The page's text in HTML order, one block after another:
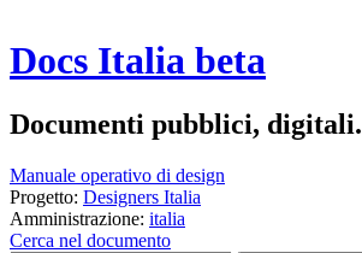
Docs Italia beta
Documenti pubblici, digitali.
Manuale operativo di design
Progetto: Designers Italia
Amministrazione: italia
Cerca nel documento